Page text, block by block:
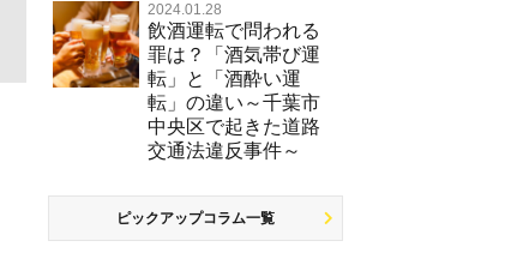
2024.01.28
飲酒運転で問われる
罪は？「酒気帯び運
転」と「酒酔い運
転」の違い～千葉市
中央区で起きた道路
交通法違反事件～
ピックアップコラム一覧